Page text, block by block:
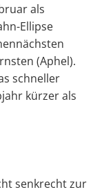
als
Ellipse
(Aphel).
schneller
kürzer als
senkrecht zur